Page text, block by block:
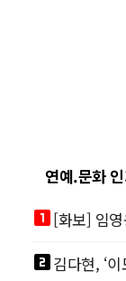
연예.문화
looks_one[화보] 임
looks_two